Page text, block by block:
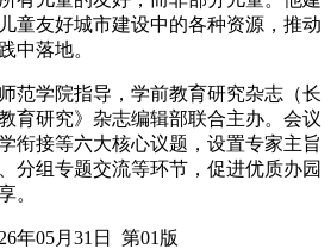
童友好城市建设中的各种资源，推动
中落地。
范学院指导，学前教育研究杂志（长
育研究》杂志编辑部联合主办。会议
衔接等六大核心议题，设置专家主旨
分组专题交流等环节，促进优质办园
。
年05月31日 第01版